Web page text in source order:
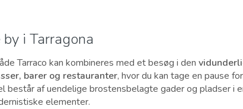
i Tarragona
Tarraco kan kombineres med et besøg i den
barer og restauranter, hvor du kan tage en pause
består af uendelige brostensbelagte gader og pladser i
elementer.